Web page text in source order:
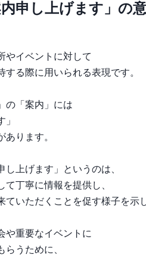
内申し上げます」の
やイベントに対して
する際に用いられる表現です。
の「案内」には
」
あります。
し上げます」というのは、
て丁寧に情報を提供し、
ていただくことを促す様子を示
や重要なイベントに
らうために、